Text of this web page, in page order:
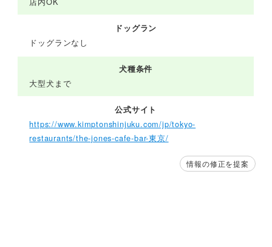
ドッグラン
ドッグランなし
犬種条件
大型犬まで
公式サイト
https://www.kimptonshinjuku.com/jp/tokyo-
restaurants/the-jones-cafe-bar-東京/
情報の修正を提案